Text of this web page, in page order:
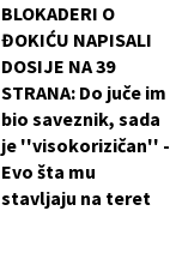
BLOKADERI O
ĐOKIĆU NAPISALI
DOSIJE NA 39
STRANA: Do juče im
bio saveznik, sada
je ''visokorizičan'' -
Evo šta mu
stavljaju na teret